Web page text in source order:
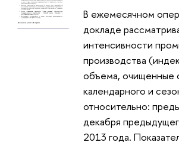
В ежемесячном
докладе
интенсивности
производства
объема, очищенные
календарного и
относительно:
декабря
2013 года.